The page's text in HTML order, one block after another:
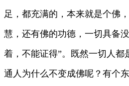
足，都充满的，本来就是个佛
慧，还有佛的功德，一切具备
着，不能证得”。既然一切人都
通人为什么不变成佛呢？有个